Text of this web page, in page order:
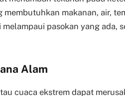
makanan, air,
pasokan yang ada,
Alam
cuaca ekstrem dapat